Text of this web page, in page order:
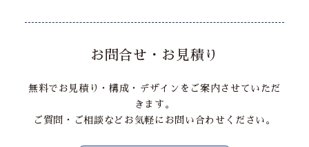
お問合せ・お見積り
無料でお見積り・構成・デザインをご案内させていただ
きます。
ご質問・ご相談などお気軽にお問い合わせください。